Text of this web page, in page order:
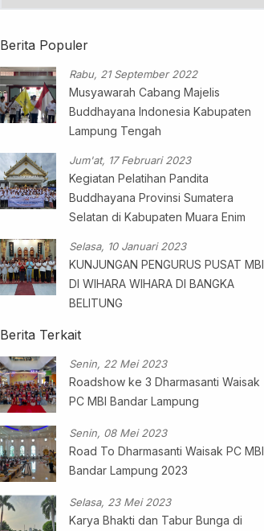
Berita Populer
Rabu, 21 September 2022
Musyawarah Cabang Majelis
Buddhayana Indonesia Kabupaten
Lampung Tengah
Jum'at, 17 Februari 2023
Kegiatan Pelatihan Pandita
Buddhayana Provinsi Sumatera
Selatan di Kabupaten Muara Enim
Selasa, 10 Januari 2023
KUNJUNGAN PENGURUS PUSAT MBI
DI WIHARA WIHARA DI BANGKA
BELITUNG
Berita Terkait
Senin, 22 Mei 2023
Roadshow ke 3 Dharmasanti Waisak
PC MBI Bandar Lampung
Senin, 08 Mei 2023
Road To Dharmasanti Waisak PC MBI
Bandar Lampung 2023
Selasa, 23 Mei 2023
Karya Bhakti dan Tabur Bunga di